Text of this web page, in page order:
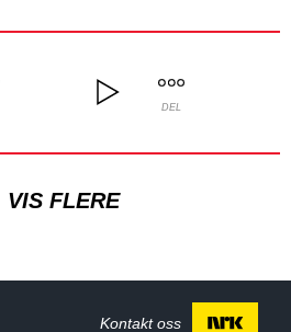
DEL
VIS FLERE
Kontakt oss